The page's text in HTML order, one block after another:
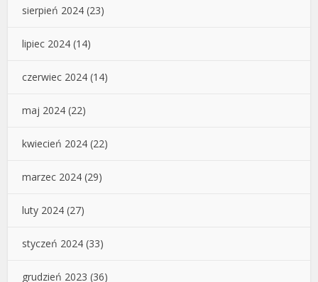
sierpień 2024 (23)
lipiec 2024 (14)
czerwiec 2024 (14)
maj 2024 (22)
kwiecień 2024 (22)
marzec 2024 (29)
luty 2024 (27)
styczeń 2024 (33)
grudzień 2023 (36)